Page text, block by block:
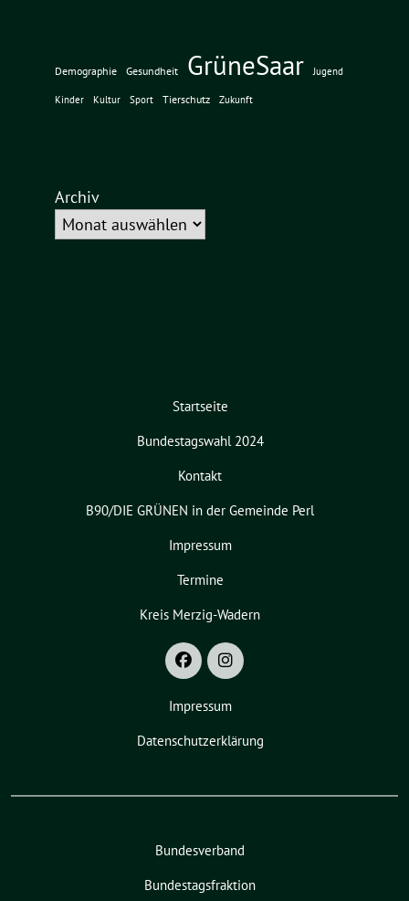
Demographie Gesundheit GrüneSaar Jugend
Kinder Kultur Sport Tierschutz Zukunft
Archiv
Startseite
Bundestagswahl 2024
Kontakt
B90/DIE GRÜNEN in der Gemeinde Perl
Impressum
Termine
Kreis Merzig-Wadern
Impressum
Datenschutzerklärung
Bundesverband
Bundestagsfraktion